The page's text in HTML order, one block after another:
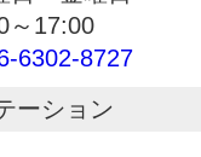
～17:00
6302-8727
ーション